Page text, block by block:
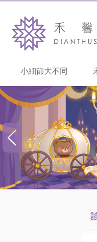
小細節大不同